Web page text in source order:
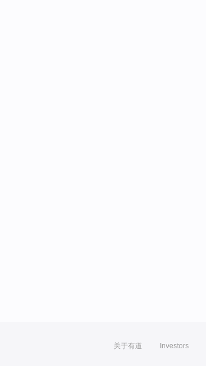
关于有道 Investors